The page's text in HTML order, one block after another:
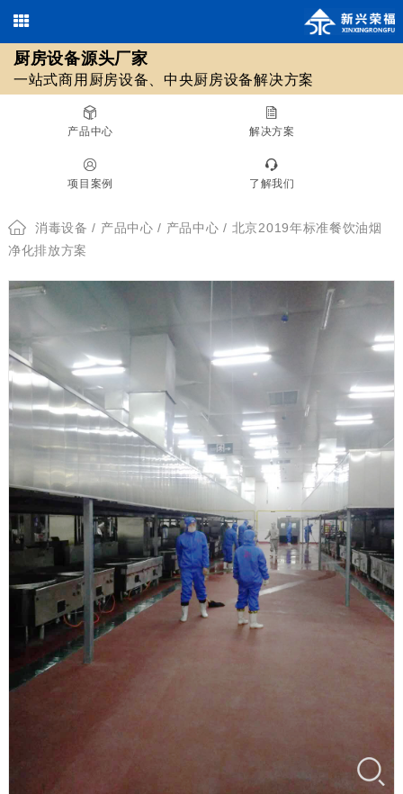
欢迎光临北京新兴荣福厨房设备有限公司，优质
厨房设备源头厂家
一站式商用厨房设备、中央厨房设备解决方案
13911590461 / 18511561620
010-69508355 / 010-69508608
厨房设备源头厂家
一站式商用厨房设备、中央厨房设备解决方案
产品中心 解决方案
项目案例 了解我们
消毒设备 / 产品中心 / 产品中心 / 北京2019年标准餐饮油烟
净化排放方案